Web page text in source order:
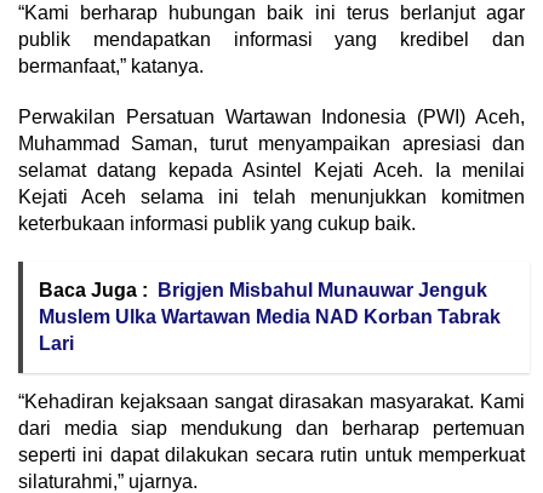
“Kami berharap hubungan baik ini terus berlanjut agar
publik mendapatkan informasi yang kredibel dan
bermanfaat,” katanya.
Perwakilan Persatuan Wartawan Indonesia (PWI) Aceh,
Muhammad Saman, turut menyampaikan apresiasi dan
selamat datang kepada Asintel Kejati Aceh. Ia menilai
Kejati Aceh selama ini telah menunjukkan komitmen
keterbukaan informasi publik yang cukup baik.
Baca Juga :
Brigjen Misbahul Munauwar Jenguk
Muslem Ulka Wartawan Media NAD Korban Tabrak
Lari
“Kehadiran kejaksaan sangat dirasakan masyarakat. Kami
dari media siap mendukung dan berharap pertemuan
seperti ini dapat dilakukan secara rutin untuk memperkuat
silaturahmi,” ujarnya.